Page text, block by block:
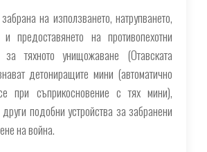
на използването, натрупването,
и предоставянето на противопехотни
тяхното унищожаване (Отавската
детониращите мини (автоматично
при съприкосновение с тях мини),
подобни устройства за забранени
на война.